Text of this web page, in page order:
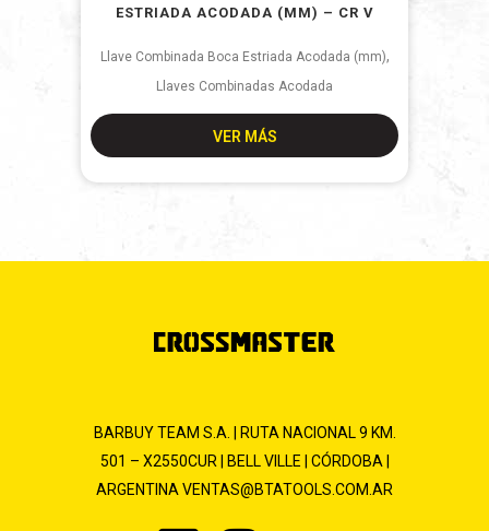
ESTRIADA ACODADA (MM) – CR V
Llave Combinada Boca Estriada Acodada (mm),
Llaves Combinadas Acodada
VER MÁS
BARBUY TEAM S.A. | RUTA NACIONAL 9 KM.
501 – X2550CUR | BELL VILLE | CÓRDOBA |
ARGENTINA VENTAS@BTATOOLS.COM.AR